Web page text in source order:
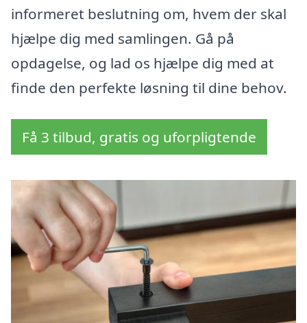
informeret beslutning om, hvem der skal
hjælpe dig med samlingen. Gå på
opdagelse, og lad os hjælpe dig med at
finde den perfekte løsning til dine behov.
Få 3 tilbud, gratis og uforpligtende